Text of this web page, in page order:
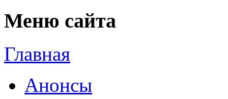
Меню сайта
Главная
Анонсы